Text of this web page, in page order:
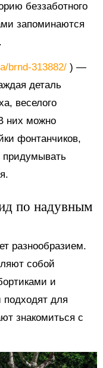
беззаботного
запоминаются
brnd-313882/ ) —
деталь
веселого
них можно
фонтанчиков,
придумывать
по надувным
разнообразием.
собой
и
для
знакомиться с